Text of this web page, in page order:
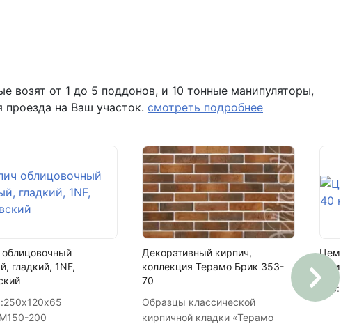
помещение Н8 (вывеска "Мир кирпича")
100% керамзит
стеновой
возят от 1 до 5 поддонов, и 10 тонные манипуляторы,
на Ваш участок. смотреть подробнее
облицовочный
гладкий, 1NF,
250х120х65
М150-200
Декоративный кирпич,
коллекция Терамо Брик 353-
70
Образцы классической
кирпичной кладки «Терамо
Вес: